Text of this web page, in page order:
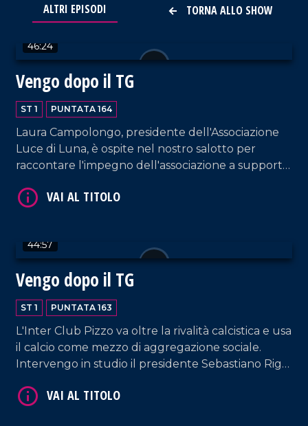
TORNA ALLO SHOW
ALTRI EPISODI
46:24
Vengo dopo il TG
ST 1 PUNTATA 164
Laura Campolongo, presidente dell'Associazione
Luce di Luna, è ospite nel nostro salotto per
raccontare l'impegno dell'associazione a supporto
genetiche rare, tra cui il progetto "Ospedali
fondatore del progetto.
VAI AL TITOLO
44:57
Vengo dopo il TG
ST 1 PUNTATA 163
L'Inter Club Pizzo va oltre la rivalità calcistica e usa
il calcio come mezzo di aggregazione sociale.
Intervengo in studio il presidente Sebastiano Riga
settore dei bambini.
VAI AL TITOLO